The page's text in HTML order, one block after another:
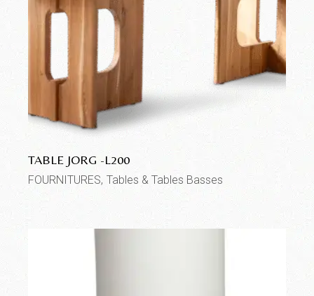
TABLE JORG -L200
FOURNITURES Tables & Tables Basses